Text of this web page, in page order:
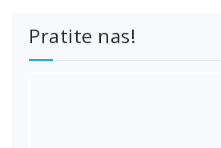
Pratite nas!